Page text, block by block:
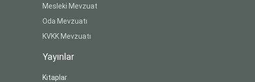
Mesleki Mevzuat
Oda Mevzuatı
KVKK Mevzuatı
Yayınlar
Kitaplar